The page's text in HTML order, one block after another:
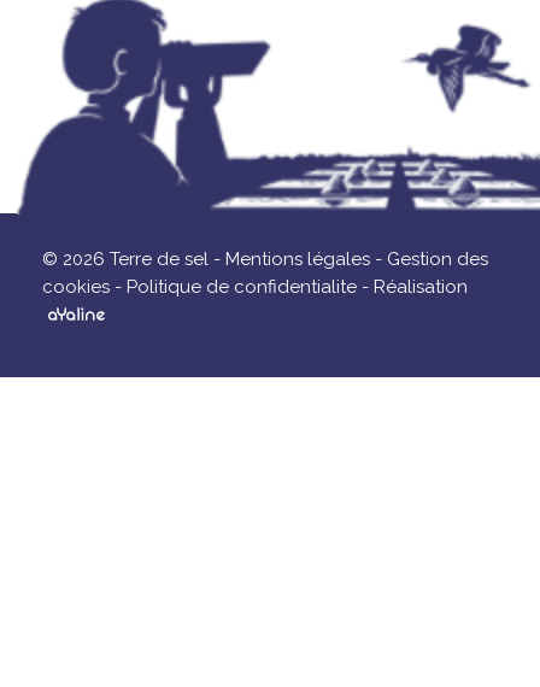
© 2026 Terre de sel - Mentions légales - Gestion des
cookies - Politique de confidentialite - Réalisation